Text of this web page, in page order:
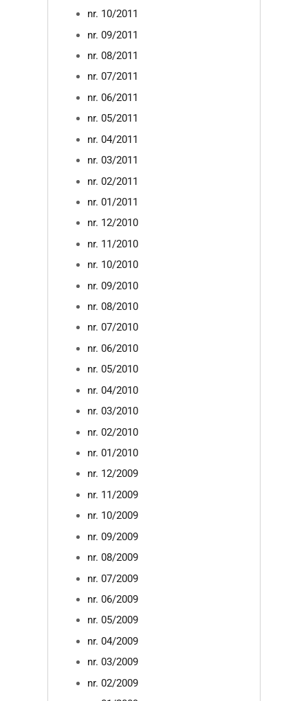
nr. 10/2011
nr. 09/2011
nr. 08/2011
nr. 07/2011
nr. 06/2011
nr. 05/2011
nr. 04/2011
nr. 03/2011
nr. 02/2011
nr. 01/2011
nr. 12/2010
nr. 11/2010
nr. 10/2010
nr. 09/2010
nr. 08/2010
nr. 07/2010
nr. 06/2010
nr. 05/2010
nr. 04/2010
nr. 03/2010
nr. 02/2010
nr. 01/2010
nr. 12/2009
nr. 11/2009
nr. 10/2009
nr. 09/2009
nr. 08/2009
nr. 07/2009
nr. 06/2009
nr. 05/2009
nr. 04/2009
nr. 03/2009
nr. 02/2009